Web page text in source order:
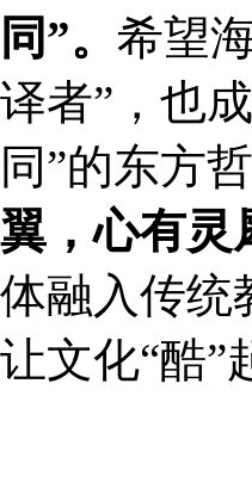
同”。 希望
译者”，也
同”的东方
翼，心有灵
体融入传统
让文化“酷”